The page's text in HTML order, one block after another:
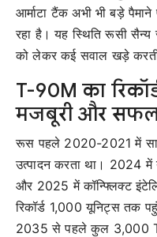
आर्माटा टैंक अभी भी बड़े
रहा है। यह स्थिति रूसी
को लेकर कई सवाल खड़े
T-90M का
मजबूरी और
रूस पहले 2020-2021 में
उत्पादन करता था। 2024
और 2025 में कॉन्फ्लिक्ट
रिकॉर्ड 1,000 यूनिट्स तक
2035 से पहले कुल 3,000